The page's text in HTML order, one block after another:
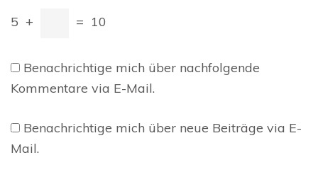
5 + = 10
Benachrichtige mich über nachfolgende
Kommentare via E-Mail.
Benachrichtige mich über neue Beiträge via E-
Mail.